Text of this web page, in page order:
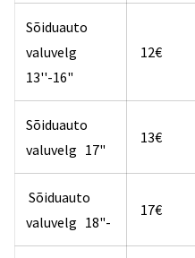
Sõiduauto
valuvelg
13''-16"
12€
Sõiduauto
valuvelg 17"
13€
Sõiduauto
valuvelg 18"-
17€